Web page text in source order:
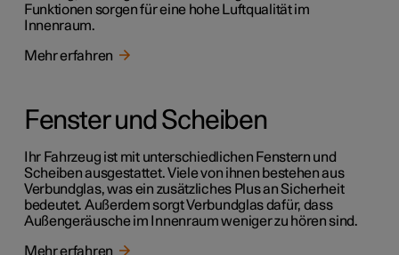
Funktionen sorgen für eine hohe Luftqualität im
Innenraum.
Mehr erfahren
Fenster und Scheiben
Ihr Fahrzeug ist mit unterschiedlichen Fenstern und
Scheiben ausgestattet. Viele von ihnen bestehen aus
Verbundglas, was ein zusätzliches Plus an Sicherheit
bedeutet. Außerdem sorgt Verbundglas dafür, dass
Außengeräusche im Innenraum weniger zu hören sind.
Mehr erfahren